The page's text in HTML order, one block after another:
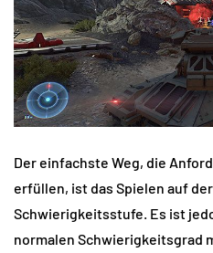
Der einfachste Weg, die
erfüllen, ist das Spielen auf
Schwierigkeitsstufe. Es ist
normalen Schwierigkeitsgrad